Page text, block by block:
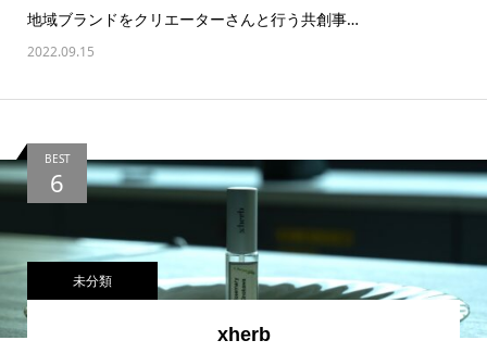
地域ブランドをクリエーターさんと行う共創事…
2022.09.15
BEST
6
未分類
xherb